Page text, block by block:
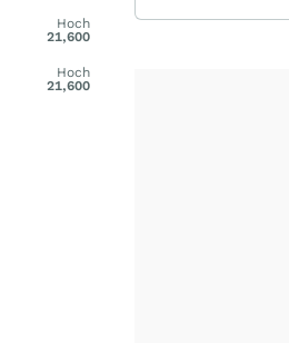
Hoch
21,600
Hoch
21,600